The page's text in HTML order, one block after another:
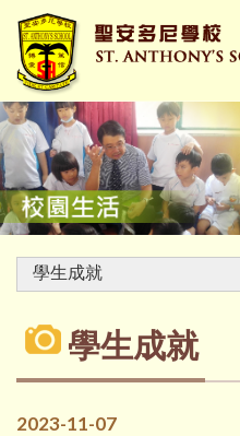
學生成就
2023-11-07